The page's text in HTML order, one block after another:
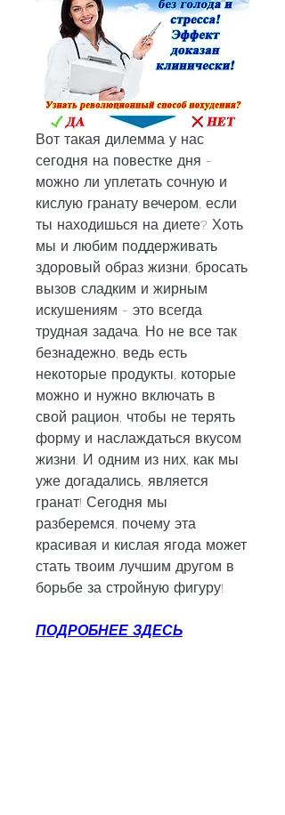
Вот такая дилемма у нас
сегодня на повестке дня -
можно ли уплетать сочную и
кислую гранату вечером, если
ты находишься на диете? Хоть
мы и любим поддерживать
здоровый образ жизни, бросать
вызов сладким и жирным
искушениям - это всегда
трудная задача. Но не все так
безнадежно, ведь есть
некоторые продукты, которые
можно и нужно включать в
свой рацион, чтобы не терять
форму и наслаждаться вкусом
жизни. И одним из них, как мы
уже догадались, является
гранат! Сегодня мы
разберемся, почему эта
красивая и кислая ягода может
стать твоим лучшим другом в
борьбе за стройную фигуру!
ПОДРОБНЕЕ ЗДЕСЬ